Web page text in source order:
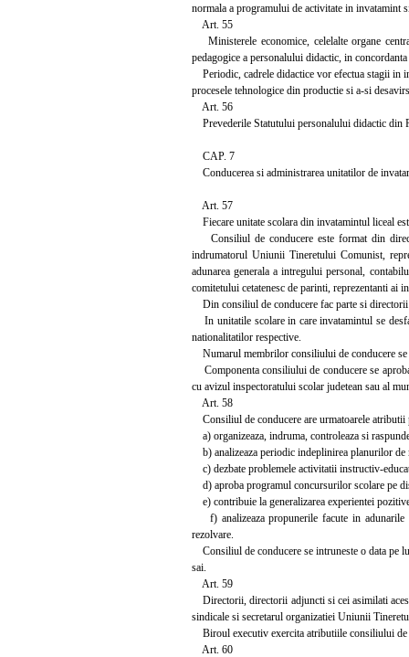
normala a programului de activitate in invatamint
Art. 55
Ministerele economice, celelalte organe
pedagogice a personalului didactic, in
Periodic, cadrele didactice vor efectua stagii in
procesele tehnologice din productie si a-si
Art. 56
Prevederile Statutului personalului didactic din
CAP. 7
Conducerea si administrarea unitatilor de
Art. 57
Fiecare unitate scolara din invatamintul liceal
Consiliul de conducere este format din
indrumatorul Uniunii Tineretului Comunist,
adunarea generala a intregului personal,
comitetului cetatenesc de parinti, reprezentanti ai
Din consiliul de conducere fac parte si
In unitatile scolare in care invatamintul se
nationalitatilor respective.
Numarul membrilor consiliului de conducere se
Componenta consiliului de conducere se
cu avizul inspectoratului scolar judetean sau al
Art. 58
Consiliul de conducere are urmatoarele atributii
a) organizeaza, indruma, controleaza si
b) analizeaza periodic indeplinirea planurilor de
c) dezbate problemele activitatii instructiv-
d) aproba programul concursurilor scolare pe
e) contribuie la generalizarea experientei
f) analizeaza propunerile facute in adunarile
rezolvare.
Consiliul de conducere se intruneste o data pe
sai.
Art. 59
Directorii, directorii adjuncti si cei asimilati
sindicale si secretarul organizatiei Uniunii
Biroul executiv exercita atributiile consiliului de
Art. 60